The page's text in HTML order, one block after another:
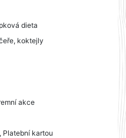
dieta
koktejly
akce
Platební kartou